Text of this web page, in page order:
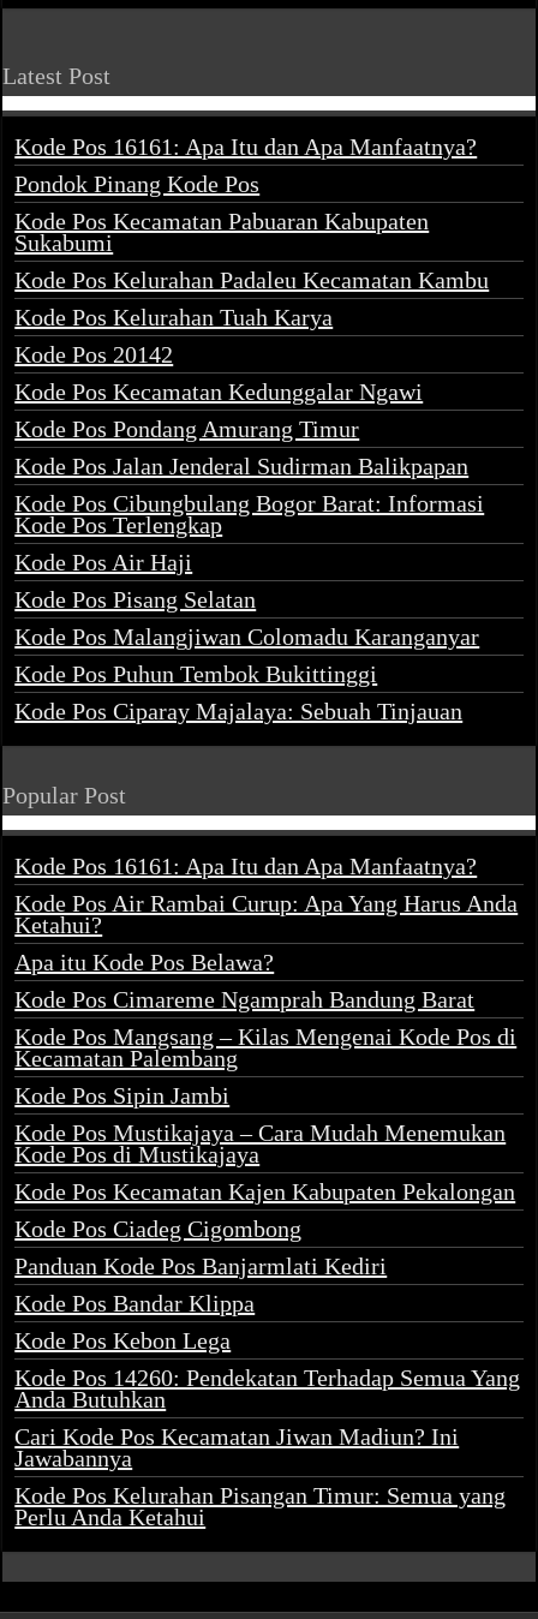
Latest Post
Kode Pos 16161: Apa Itu dan Apa Manfaatnya?
Pondok Pinang Kode Pos
Kode Pos Kecamatan Pabuaran Kabupaten
Sukabumi
Kode Pos Kelurahan Padaleu Kecamatan Kambu
Kode Pos Kelurahan Tuah Karya
Kode Pos 20142
Kode Pos Kecamatan Kedunggalar Ngawi
Kode Pos Pondang Amurang Timur
Kode Pos Jalan Jenderal Sudirman Balikpapan
Kode Pos Cibungbulang Bogor Barat: Informasi
Kode Pos Terlengkap
Kode Pos Air Haji
Kode Pos Pisang Selatan
Kode Pos Malangjiwan Colomadu Karanganyar
Kode Pos Puhun Tembok Bukittinggi
Kode Pos Ciparay Majalaya: Sebuah Tinjauan
Popular Post
Kode Pos 16161: Apa Itu dan Apa Manfaatnya?
Kode Pos Air Rambai Curup: Apa Yang Harus Anda
Ketahui?
Apa itu Kode Pos Belawa?
Kode Pos Cimareme Ngamprah Bandung Barat
Kode Pos Mangsang – Kilas Mengenai Kode Pos di
Kecamatan Palembang
Kode Pos Sipin Jambi
Kode Pos Mustikajaya – Cara Mudah Menemukan
Kode Pos di Mustikajaya
Kode Pos Kecamatan Kajen Kabupaten Pekalongan
Kode Pos Ciadeg Cigombong
Panduan Kode Pos Banjarmlati Kediri
Kode Pos Bandar Klippa
Kode Pos Kebon Lega
Kode Pos 14260: Pendekatan Terhadap Semua Yang
Anda Butuhkan
Cari Kode Pos Kecamatan Jiwan Madiun? Ini
Jawabannya
Kode Pos Kelurahan Pisangan Timur: Semua yang
Perlu Anda Ketahui